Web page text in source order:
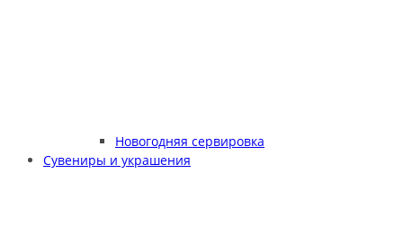
Новогодняя сервировка
Сувениры и украшения